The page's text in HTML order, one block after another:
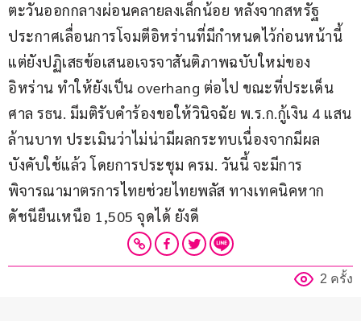
ตะวันออกกลางผ่อนคลายลงเล็กน้อย หลังจากสหรัฐ
ประกาศเลื่อนการโจมตีอิหร่านที่มีกําหนดไว้ก่อนหน้านี้
แต่ยังปฏิเสธข้อเสนอเจรจาสันติภาพฉบับใหม่ของ
อิหร่าน ทําให้ยังเป็น overhang ต่อไป ขณะที่ประเด็น
ศาล รธน. มีมติรับคําร้องขอให้วินิจฉัย พ.ร.ก.กู้เงิน 4 แสน
ล้านบาท ประเมินว่าไม่น่ามีผลกระทบเนื่องจากมีผล
บังคับใช้แล้ว โดยการประชุม ครม. วันนี้ จะมีการ
พิจารณามาตรการไทยช่วยไทยพลัส ทางเทคนิคหาก
ดัชนียืนเหนือ 1,505 จุดได้ ยังดี
2 ครั้ง